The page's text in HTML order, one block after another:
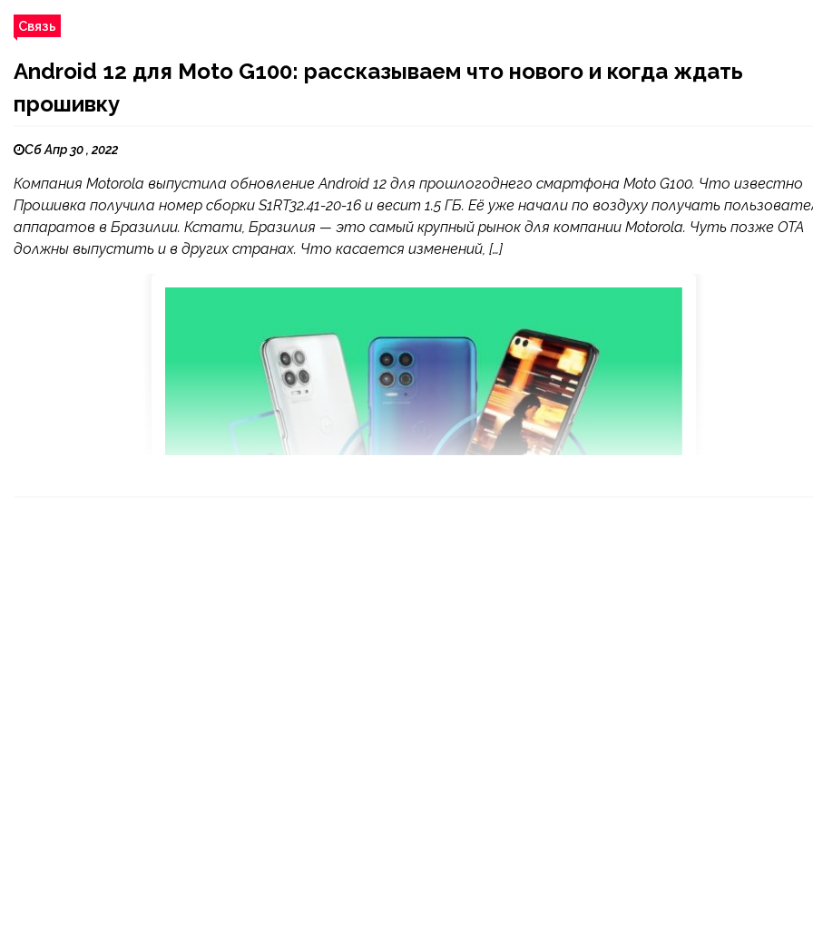
Связь
Android 12 для Moto G100: рассказываем что нового и когда ждать
прошивку
Сб Апр 30 , 2022
Компания Motorola выпустила обновление Android 12 для прошлогоднего смартфона Moto G100. Что известно
Прошивка получила номер сборки S1RT32.41-20-16 и весит 1.5 ГБ. Её уже начали по воздуху получать
аппаратов в Бразилии. Кстати, Бразилия — это самый крупный рынок для компании Motorola. Чуть позже OTA
должны выпустить и в других странах. Что касается изменений, […]